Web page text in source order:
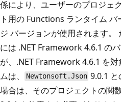
係により、ユーザーのプロジェ
ト用の Functions ランタイム
ジ バージョンが使用されます。
には .NET Framework 4.6.1 の
が、.NET Framework 4.6.1 を
ムは、
Newtonsoft.Json 9.0.1
場合は、そのプロジェクトの関